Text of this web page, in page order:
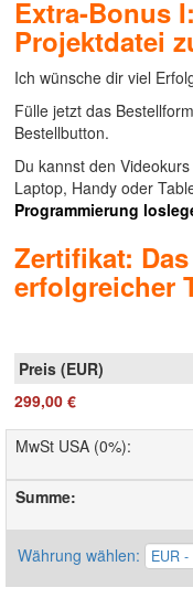
Extra-Bonus
Projektdatei
Ich wünsche dir viel
Fülle jetzt das
Bestellbutton.
Du kannst den
Laptop, Handy oder
Programmierung
Zertifikat:
erfolgreicher
299,00 €
MwSt USA (0%):
Summe:
Währung wählen: